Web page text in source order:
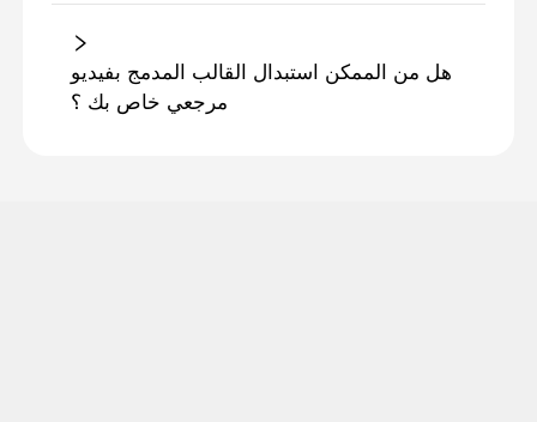
هل من الممكن استبدال القالب المدمج بفيديو
مرجعي خاص بك ؟